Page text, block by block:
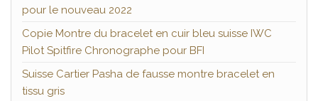
pour le nouveau 2022
Copie Montre du bracelet en cuir bleu suisse IWC
Pilot Spitfire Chronographe pour BFI
Suisse Cartier Pasha de fausse montre bracelet en
tissu gris